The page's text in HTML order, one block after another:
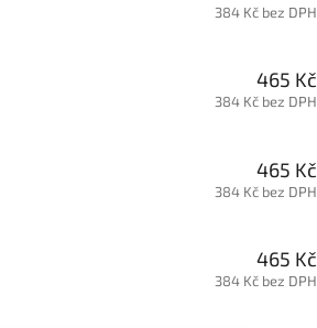
384 Kč bez DPH
465 Kč
384 Kč bez DPH
465 Kč
384 Kč bez DPH
465 Kč
384 Kč bez DPH